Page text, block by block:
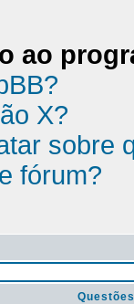
ao
X?
sobre
fórum?